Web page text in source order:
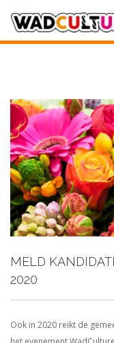
DEELNEMERS
DOE MEE
CONTACT
ORGANISATIE
MELD
2020
Ook in 2020 reikt de